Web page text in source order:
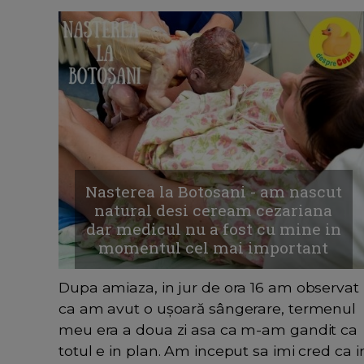
Nasterea la Botosani - am nascut
natural desi ceream cezariana
dar medicul nu a fost cu mine in
momentul cel mai important
Dupa amiaza, in jur de ora 16 am observat
ca am avut o ușoară sângerare, termenul
meu era a doua zi asa ca m-am gandit ca
totul e in plan. Am inceput sa imi cred ca